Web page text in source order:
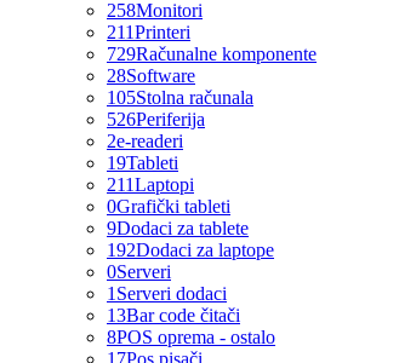
258Monitori
211Printeri
729Računalne komponente
28Software
105Stolna računala
526Periferija
2e-readeri
19Tableti
211Laptopi
0Grafički tableti
9Dodaci za tablete
192Dodaci za laptope
0Serveri
1 Serveri dodaci
13Bar code čitači
8POS oprema - ostalo
17Pos pisači